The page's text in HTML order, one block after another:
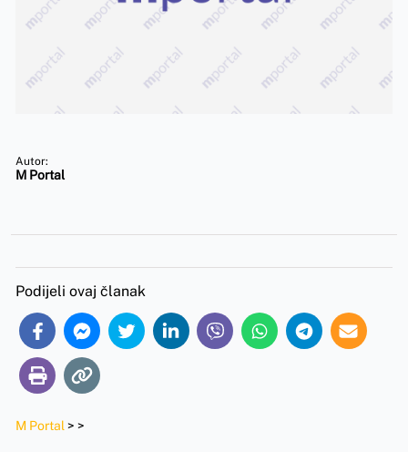
Autor:
M Portal
Podijeli ovaj članak
M Portal > >